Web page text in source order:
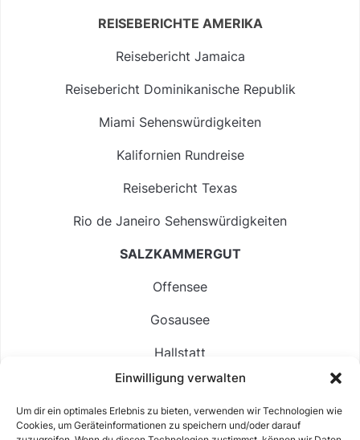
Einwilligung verwalten
Um dir ein optimales Erlebnis zu bieten, verwenden wir Technologien wie
Cookies, um Geräteinformationen zu speichern und/oder darauf
REISEBERICHTE AMERIKA
Reisebericht Jamaica
Reisebericht Dominikanische Republik
Miami Sehenswürdigkeiten
Kalifornien Rundreise
Reisebericht Texas
Rio de Janeiro Sehenswürdigkeiten
SALZKAMMERGUT
Offensee
Gosausee
Hallstatt
Langbathsee
Altausseer See